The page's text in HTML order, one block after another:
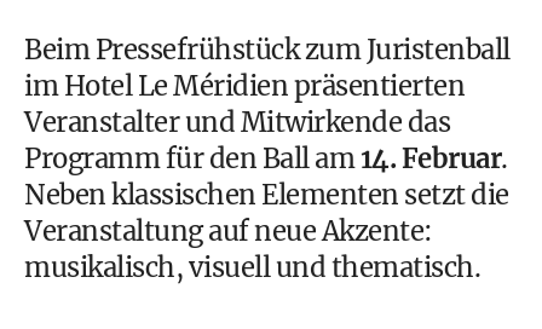
Beim Pressefrühstück zum Juristenball
im Hotel Le Méridien präsentierten
Veranstalter und Mitwirkende das
Programm für den Ball am14. Februar.
Neben klassischen Elementen setzt die
Veranstaltung auf neue Akzente:
musikalisch, visuell und thematisch.